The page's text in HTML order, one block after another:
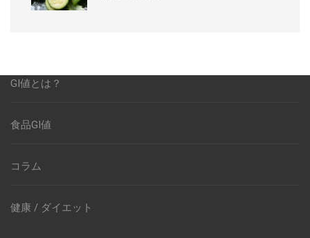
GI値とは？
食品GI値
コラム
健康 / ダイエット